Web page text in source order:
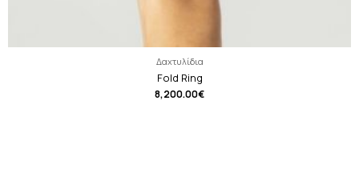
Δαχτυλίδια
Fold Ring
8,200.00€